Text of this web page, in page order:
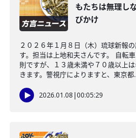
もたちは無理し
びかけ
２０２６年１月８日（木）琉球新報
す。担当は上地和夫さんです。 自転
則ですが、１３歳未満や７０歳以上
きます。警視庁によりますと、東京都
2026.01.08 |00:05:29